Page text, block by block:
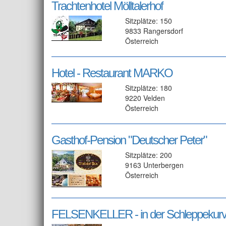
Trachtenhotel Mölltalerhof
Sitzplätze: 150
9833 Rangersdorf
Österreich
Hotel - Restaurant MARKO
Sitzplätze: 180
9220 Velden
Österreich
Gasthof-Pension "Deutscher Peter"
Sitzplätze: 200
9163 Unterbergen
Österreich
FELSENKELLER - in der